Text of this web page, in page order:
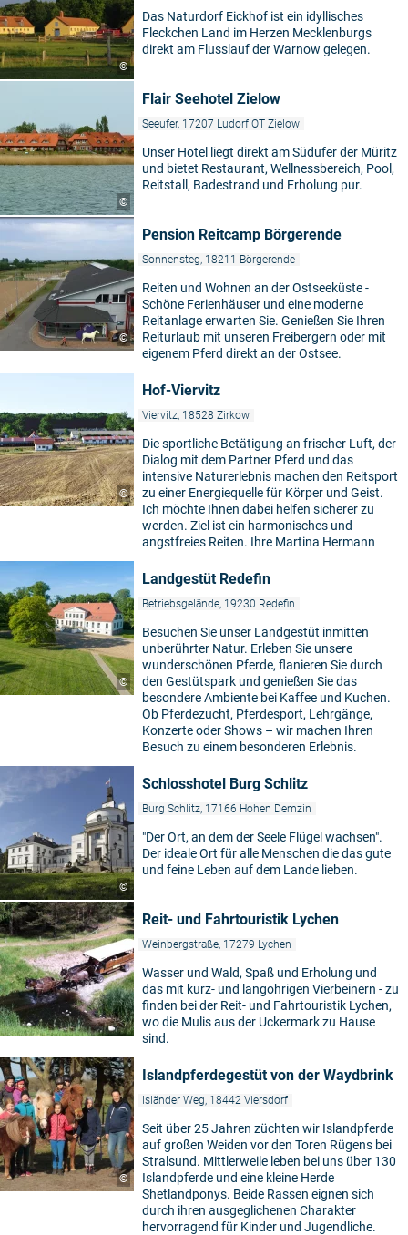
©
Das Naturdorf Eickhof ist ein idyllisches
Fleckchen Land im Herzen Mecklenburgs
direkt am Flusslauf der Warnow gelegen.
©
Flair Seehotel Zielow
Seeufer, 17207 Ludorf OT Zielow
Unser Hotel liegt direkt am Südufer der Müritz
und bietet Restaurant, Wellnessbereich, Pool,
Reitstall, Badestrand und Erholung pur.
©
Pension Reitcamp Börgerende
Sonnensteg, 18211 Börgerende
Reiten und Wohnen an der Ostseeküste -
Schöne Ferienhäuser und eine moderne
Reitanlage erwarten Sie. Genießen Sie Ihren
Reiturlaub mit unseren Freibergern oder mit
eigenem Pferd direkt an der Ostsee.
©
Hof-Viervitz
Viervitz, 18528 Zirkow
Die sportliche Betätigung an frischer Luft, der
Dialog mit dem Partner Pferd und das
intensive Naturerlebnis machen den Reitsport
zu einer Energiequelle für Körper und Geist.
Ich möchte Ihnen dabei helfen sicherer zu
werden. Ziel ist ein harmonisches und
angstfreies Reiten. Ihre Martina Hermann
©
Landgestüt Redefin
Betriebsgelände, 19230 Redefin
Besuchen Sie unser Landgestüt inmitten
unberührter Natur. Erleben Sie unsere
wunderschönen Pferde, flanieren Sie durch
den Gestütspark und genießen Sie das
besondere Ambiente bei Kaffee und Kuchen.
Ob Pferdezucht, Pferdesport, Lehrgänge,
Konzerte oder Shows – wir machen Ihren
Besuch zu einem besonderen Erlebnis.
©
Schlosshotel Burg Schlitz
Burg Schlitz, 17166 Hohen Demzin
"Der Ort, an dem der Seele Flügel wachsen".
Der ideale Ort für alle Menschen die das gute
und feine Leben auf dem Lande lieben.
Reit- und Fahrtouristik Lychen
Weinbergstraße, 17279 Lychen
Wasser und Wald, Spaß und Erholung und
das mit kurz- und langohrigen Vierbeinern - zu
finden bei der Reit- und Fahrtouristik Lychen,
wo die Mulis aus der Uckermark zu Hause
sind.
©
Islandpferdegestüt von der Waydbrink
Isländer Weg, 18442 Viersdorf
Seit über 25 Jahren züchten wir Islandpferde
auf großen Weiden vor den Toren Rügens bei
Stralsund. Mittlerweile leben bei uns über 130
Islandpferde und eine kleine Herde
Shetlandponys. Beide Rassen eignen sich
durch ihren ausgeglichenen Charakter
hervorragend für Kinder und Jugendliche.